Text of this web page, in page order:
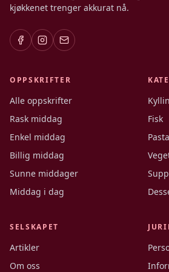
kjøkkenet trenger akkurat nå.
OPPSKRIFTER
Alle oppskrifter
Rask middag
Enkel middag
Billig middag
Sunne middager
Middag i dag
Fisk
Pasta
SELSKAPET
Artikler
Om oss